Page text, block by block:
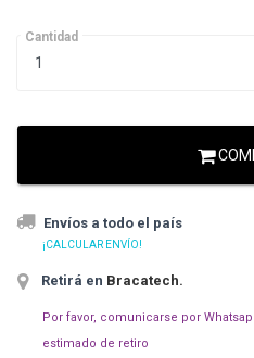
Cantidad
Envíos a todo el país
¡CALCULAR ENVÍO!
Retirá en Bracatech.
Por favor, comunicarse por
estimado de retiro